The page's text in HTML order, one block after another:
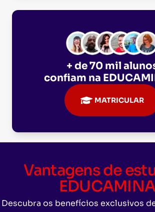
+ de 70 mil
confiam na
MATRICULAR
Vantagens de
Descubra os benefícios exclusivos